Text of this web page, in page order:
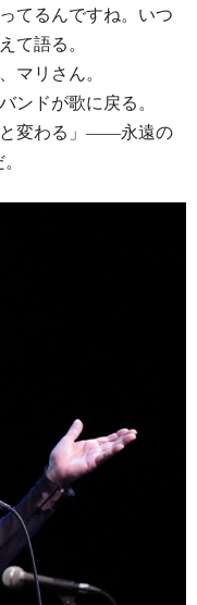
てるんですね。いつ
て語る。
マリさん。
ンドが歌に戻る。
と変わる」——永遠の